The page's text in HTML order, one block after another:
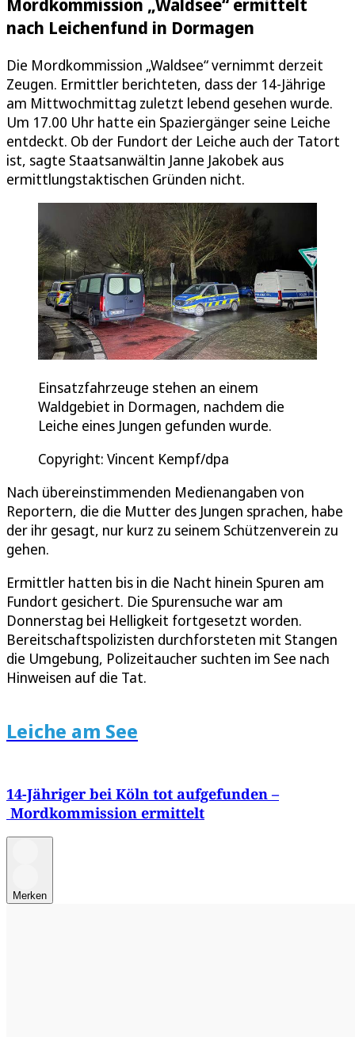
nach Leichenfund in Dormagen
Die Mordkommission „Waldsee“ vernimmt derzeit
Zeugen. Ermittler berichteten, dass der 14-Jährige
am Mittwochmittag zuletzt lebend gesehen wurde.
Um 17.00 Uhr hatte ein Spaziergänger seine Leiche
entdeckt. Ob der Fundort der Leiche auch der Tatort
ist, sagte Staatsanwältin Janne Jakobek aus
ermittlungstaktischen Gründen nicht.
Einsatzfahrzeuge stehen an einem
Waldgebiet in Dormagen, nachdem die
Leiche eines Jungen gefunden wurde.
Copyright: Vincent Kempf/dpa
Nach übereinstimmenden Medienangaben von
Reportern, die die Mutter des Jungen sprachen, habe
der ihr gesagt, nur kurz zu seinem Schützenverein zu
gehen.
Ermittler hatten bis in die Nacht hinein Spuren am
Fundort gesichert. Die Spurensuche war am
Donnerstag bei Helligkeit fortgesetzt worden.
Bereitschaftspolizisten durchforsteten mit Stangen
die Umgebung, Polizeitaucher suchten im See nach
Hinweisen auf die Tat.
Leiche am See
14-Jähriger bei Köln tot aufgefunden –
Mordkommission ermittelt
Merken